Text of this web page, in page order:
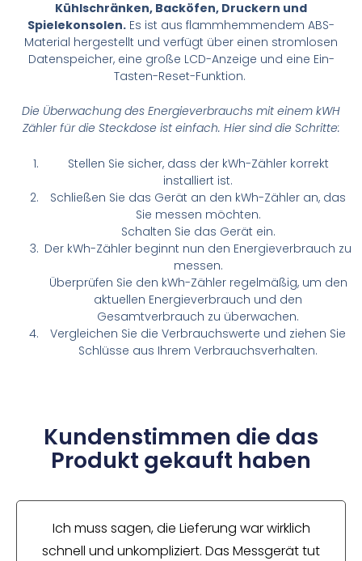
Kühlschränken, Backöfen, Druckern und
Spielekonsolen. Es ist aus flammhemmendem ABS-
Material hergestellt und verfügt über einen stromlosen
Datenspeicher, eine große LCD-Anzeige und eine Ein-
Tasten-Reset-Funktion.
Die Überwachung des Energieverbrauchs mit einem kWH
Zähler für die Steckdose ist einfach. Hier sind die Schritte:
Stellen Sie sicher, dass der kWh-Zähler korrekt
installiert ist.
Schließen Sie das Gerät an den kWh-Zähler an, das
Sie messen möchten.
Schalten Sie das Gerät ein.
Der kWh-Zähler beginnt nun den Energieverbrauch zu
messen.
Überprüfen Sie den kWh-Zähler regelmäßig, um den
aktuellen Energieverbrauch und den
Gesamtverbrauch zu überwachen.
Vergleichen Sie die Verbrauchswerte und ziehen Sie
Schlüsse aus Ihrem Verbrauchsverhalten.
Kundenstimmen die das
Produkt gekauft haben
Ich muss sagen, die Lieferung war wirklich
schnell und unkompliziert. Das Messgerät tut